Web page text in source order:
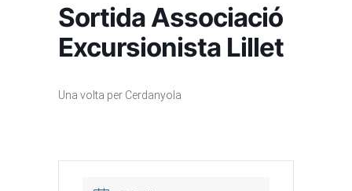
Sortida Associació
Excursionista Lillet
Una volta per Cerdanyola